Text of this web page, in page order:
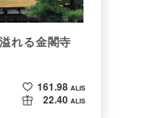
れる金閣寺
161.98 ALIS
22.40 ALIS